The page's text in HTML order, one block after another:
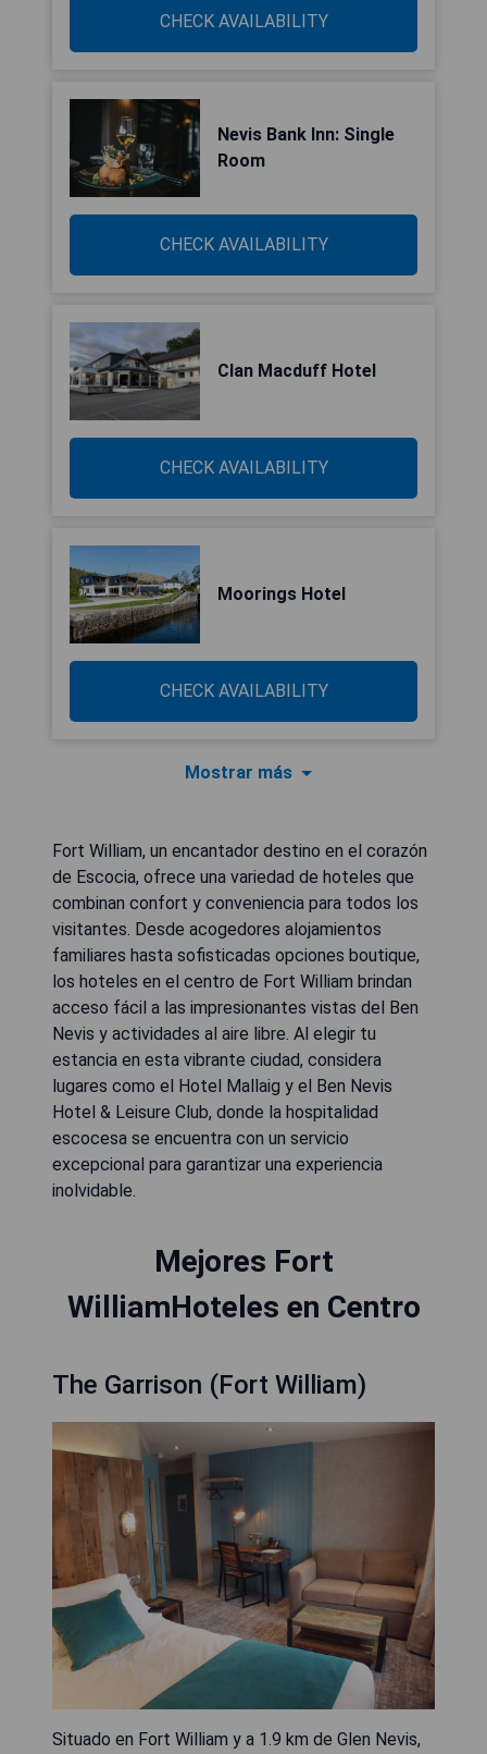
CHECK AVAILABILITY
Nevis Bank Inn: Single
Room
CHECK AVAILABILITY
Clan Macduff Hotel
CHECK AVAILABILITY
Moorings Hotel
CHECK AVAILABILITY
Mostrar más
Fort William, un encantador destino en el corazón
de Escocia, ofrece una variedad de hoteles que
combinan confort y conveniencia para todos los
visitantes. Desde acogedores alojamientos
familiares hasta sofisticadas opciones boutique,
los hoteles en el centro de Fort William brindan
acceso fácil a las impresionantes vistas del Ben
Nevis y actividades al aire libre. Al elegir tu
estancia en esta vibrante ciudad, considera
lugares como el Hotel Mallaig y el Ben Nevis
Hotel & Leisure Club, donde la hospitalidad
escocesa se encuentra con un servicio
excepcional para garantizar una experiencia
inolvidable.
Mejores Fort
WilliamHoteles en Centro
The Garrison (Fort William)
Situado en Fort William y a 1.9 km de Glen Nevis,